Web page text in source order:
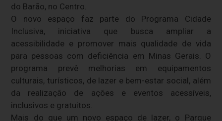
do Barão, no Centro.
O novo espaço faz parte do Programa Cidade
Inclusiva, iniciativa que busca ampliar a
acessibilidade e promover mais qualidade de vida
para pessoas com deficiência em Minas Gerais. O
programa prevê melhorias em equipamentos
culturais, turísticos, de lazer e bem-estar social, além
da realização de ações e eventos acessíveis,
inclusivos e gratuitos.
Mais do que um novo espaço de lazer, o Parque